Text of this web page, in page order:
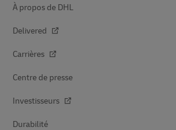
À propos de DHL
Delivered
Carrières
Centre de presse
Investisseurs
Durabilité